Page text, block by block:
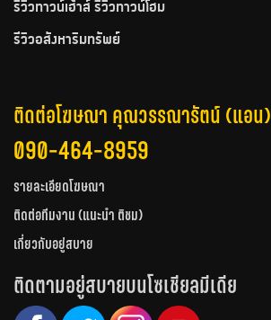
รีวิวทาวน์เฮ้าส์ รีวิวทาวน์โฮม
รีวิวอสังหาริมทรัพย์
ติดต่อโฆษณา คุณวรรณารัตน์ (แอน)
090-464-8959
รายละเอียดโฆษณา
ติดต่อทีมงาน (แนะนำ ติชม)
เกี่ยวกับอยู่สบาย
ติดตามอยู่สบายบนโซเชียลมีเดีย